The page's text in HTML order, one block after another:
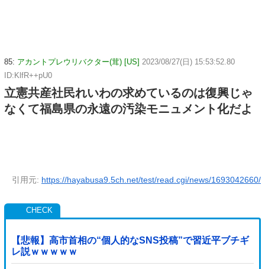
85: アカントプレウリバクター(茸) [US] 2023/08/27(日) 15:53:52.80
ID:KlfR++pU0
立憲共産社民れいわの求めているのは復興じゃ
なくて福島県の永遠の汚染モニュメント化だよ
引用元: https://hayabusa9.5ch.net/test/read.cgi/news/1693042660/
【悲報】高市首相の“個人的なSNS投稿”で習近平ブチギ
レ説ｗｗｗｗｗ